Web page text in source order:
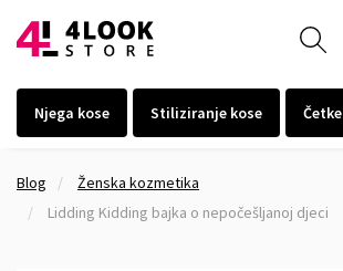
Njega kose Stiliziranje kose Četke
Blog
Ženska kozmetika
Lidding Kidding bajka o nepočešljanoj djeci